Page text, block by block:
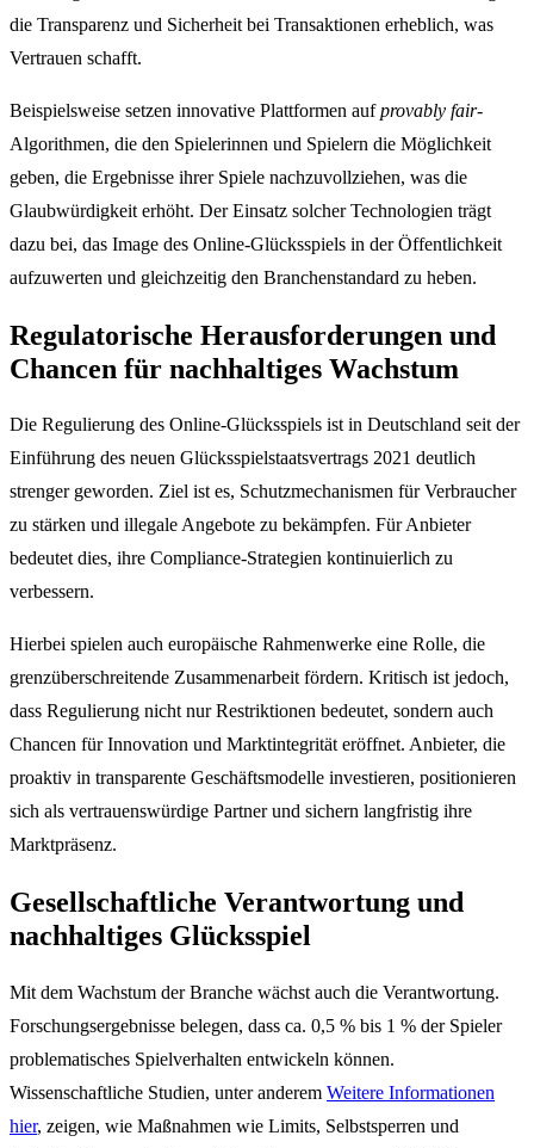
die Transparenz und Sicherheit bei Transaktionen erheblich, was
Vertrauen schafft.
Beispielsweise setzen innovative Plattformen aufprovably fair-
Algorithmen, die den Spielerinnen und Spielern die Möglichkeit
geben, die Ergebnisse ihrer Spiele nachzuvollziehen, was die
Glaubwürdigkeit erhöht. Der Einsatz solcher Technologien trägt
dazu bei, das Image des Online-Glücksspiels in der Öffentlichkeit
aufzuwerten und gleichzeitig den Branchenstandard zu heben.
Regulatorische Herausforderungen und
Chancen für nachhaltiges Wachstum
Die Regulierung des Online-Glücksspiels ist in Deutschland seit der
Einführung des neuen Glücksspielstaatsvertrags 2021 deutlich
strenger geworden. Ziel ist es, Schutzmechanismen für Verbraucher
zu stärken und illegale Angebote zu bekämpfen. Für Anbieter
bedeutet dies, ihre Compliance-Strategien kontinuierlich zu
verbessern.
Hierbei spielen auch europäische Rahmenwerke eine Rolle, die
grenzüberschreitende Zusammenarbeit fördern. Kritisch ist jedoch,
dass Regulierung nicht nur Restriktionen bedeutet, sondern auch
Chancen für Innovation und Marktintegrität eröffnet. Anbieter, die
proaktiv in transparente Geschäftsmodelle investieren, positionieren
sich als vertrauenswürdige Partner und sichern langfristig ihre
Marktpräsenz.
Gesellschaftliche Verantwortung und
nachhaltiges Glücksspiel
Mit dem Wachstum der Branche wächst auch die Verantwortung.
Forschungsergebnisse belegen, dass ca. 0,5 % bis 1 % der Spieler
problematisches Spielverhalten entwickeln können.
Wissenschaftliche Studien, unter anderem Weitere Informationen
hier, zeigen, wie Maßnahmen wie Limits, Selbstsperren und